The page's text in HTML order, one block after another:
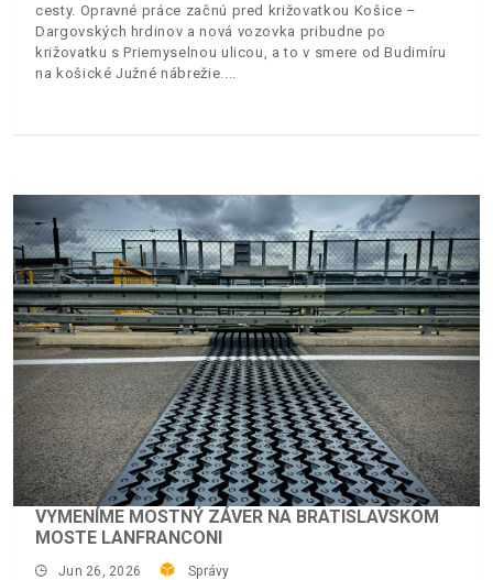
cesty. Opravné práce začnú pred križovatkou Košice –
Dargovských hrdinov a nová vozovka pribudne po
križovatku s Priemyselnou ulicou, a to v smere od Budimíru
na košické Južné nábrežie.
VYMENÍME MOSTNÝ ZÁVER NA BRATISLAVSKOM
MOSTE LANFRANCONI
Jun 26, 2026 Správy